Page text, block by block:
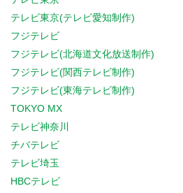
テレビ東京(テレビ愛知制作)
フジテレビ
フジテレビ(北海道文化放送制作)
フジテレビ(関西テレビ制作)
フジテレビ(東海テレビ制作)
TOKYO MX
テレビ神奈川
チバテレビ
テレビ埼玉
HBCテレビ